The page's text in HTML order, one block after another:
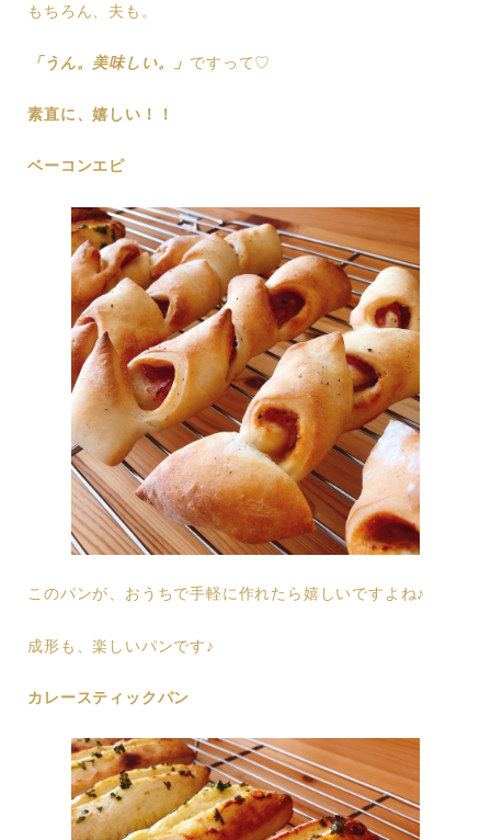
もちろん、夫も。
「うん。美味しい。」 ですって♡
素直に、嬉しい！！
ベーコンエピ
このパンが、おうちで手軽に作れたら嬉しいですよね♪
成形も、楽しいパンです♪
カレースティックパン